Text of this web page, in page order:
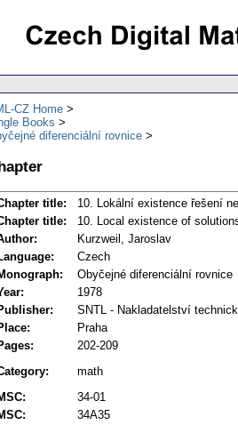
CZ Home
Books
diferenciální rovnice
title:
10. Lokální existence řešení
title:
10. Local existence of
Kurzweil, Jaroslav
Czech
Obyčejné diferenciální rovnice
1978
SNTL - Nakladatelství
Praha
202-209
math
34-01
34A35